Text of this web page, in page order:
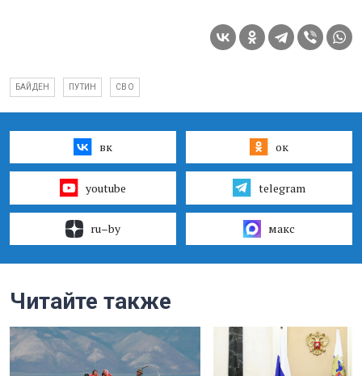
БАЙДЕН ПУТИН СВО
вк ок
youtube telegram
ru–by макс
Читайте также